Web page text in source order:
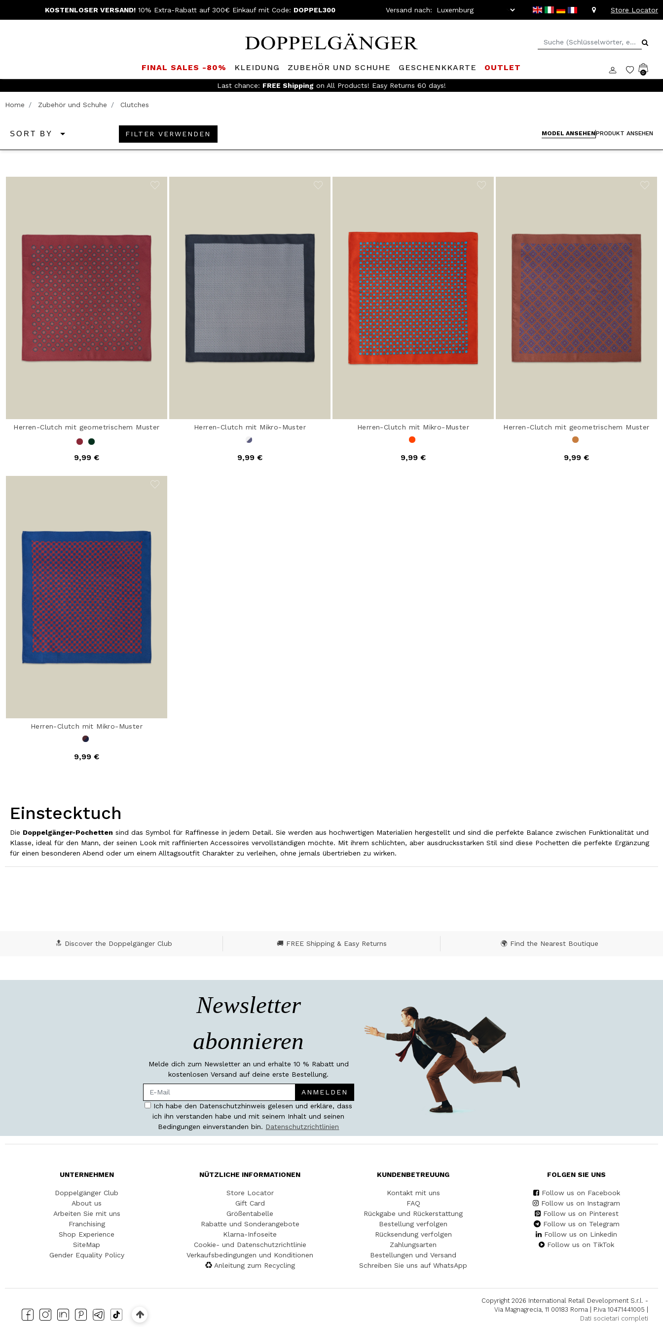
KOSTENLOSER VERSAND! 10% Extra-Rabatt auf 300€ Einkauf mit Code: DOPPEL300 Versand nach: Store Locator
FINAL SALES -80% KLEIDUNG ZUBEHÖR UND SCHUHE GESCHENKKARTE OUTLET
0
Last chance: FREE Shipping on All Products! Easy Returns 60 days!
Home Zubehör und Schuhe Clutches
SORT BY FILTER VERWENDEN MODEL ANSEHENPRODUKT ANSEHEN
Herren-Clutch mit geometrischem Muster
9,99 €
Herren-Clutch mit Mikro-Muster
9,99 €
Herren-Clutch mit Mikro-Muster
9,99 €
Herren-Clutch mit geometrischem Muster
9,99 €
Herren-Clutch mit Mikro-Muster
9,99 €
Einstecktuch
Die Doppelgänger-Pochetten sind das Symbol für Raffinesse in jedem Detail. Sie werden aus hochwertigen Materialien hergestellt und sind die perfekte Balance zwischen Funktionalität und
Klasse, ideal für den Mann, der seinen Look mit raffinierten Accessoires vervollständigen möchte. Mit ihrem schlichten, aber ausdrucksstarken Stil sind diese Pochetten die perfekte Ergänzung
für einen besonderen Abend oder um einem Alltagsoutfit Charakter zu verleihen, ohne jemals übertrieben zu wirken.
🔝 Discover the Doppelgänger Club 🚚 FREE Shipping & Easy Returns 🌍 Find the Nearest Boutique
Newsletter
abonnieren
Melde dich zum Newsletter an und erhalte 10 % Rabatt und
kostenlosen Versand auf deine erste Bestellung.
ANMELDEN
Ich habe den Datenschutzhinweis gelesen und erkläre, dass
ich ihn verstanden habe und mit seinem Inhalt und seinen
Bedingungen einverstanden bin. Datenschutzrichtlinien
UNTERNEHMEN
Doppelgänger Club
About us
Arbeiten Sie mit uns
Franchising
Shop Experience
SiteMap
Gender Equality Policy
NÜTZLICHE INFORMATIONEN
Store Locator
Gift Card
Größentabelle
Rabatte und Sonderangebote
Klarna-Infoseite
Cookie- und Datenschutzrichtlinie
Verkaufsbedingungen und Konditionen
Anleitung zum Recycling
KUNDENBETREUUNG
Kontakt mit uns
FAQ
Rückgabe und Rückerstattung
Bestellung verfolgen
Rücksendung verfolgen
Zahlungsarten
Bestellungen und Versand
Schreiben Sie uns auf WhatsApp
FOLGEN SIE UNS
Follow us on Facebook
Follow us on Instagram
Follow us on Pinterest
Follow us on Telegram
Follow us on Linkedin
Follow us on TikTok
Copyright 2026 International Retail Development S.r.l. -
Via Magnagrecia, 11 00183 Roma | P.iva 10471441005 |
Dati societari completi